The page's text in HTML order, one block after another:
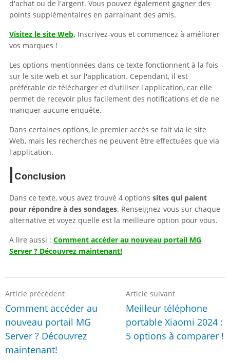
d'achat ou de l'argent. Vous pouvez également gagner des
points supplémentaires en parrainant des amis.
Visitez le site Web, Inscrivez-vous et commencez à améliorer
vos marques !
Les options mentionnées dans ce texte fonctionnent à la fois
sur le site web et sur l'application. Cependant, il est
préférable de télécharger et d'utiliser l'application, car elle
permet de recevoir plus facilement des notifications et de ne
manquer aucune enquête.
Dans certaines options, le premier accès se fait via le site
Web, mais les recherches ne peuvent être effectuées que via
l'application.
Conclusion
Dans ce texte, vous avez trouvé 4 options sites qui paient
pour répondre à des sondages. Renseignez-vous sur chaque
alternative et voyez quelle est la meilleure option pour vous.
A lire aussi : Comment accéder au nouveau portail MG
Server ? Découvrez maintenant!
Article précédent
Comment accéder au
nouveau portail MG
Server ? Découvrez
maintenant!
Article suivant
Meilleur téléphone
portable Xiaomi 2024 :
5 options à comparer !